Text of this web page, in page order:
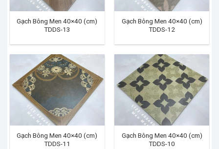
Gạch Bông Men 40×40 (cm)
TDDS-13
Gạch Bông Men 40×40 (cm)
TDDS-12
Gạch Bông Men 40×40 (cm)
TDDS-11
Gạch Bông Men 40×40 (cm)
TDDS-10